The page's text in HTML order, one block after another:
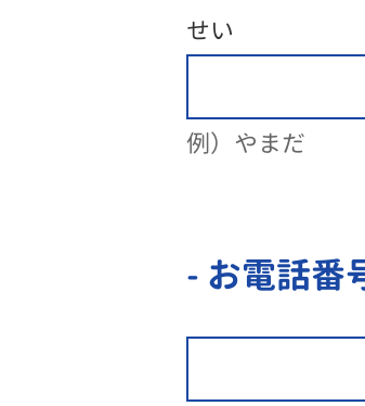
せい
例）やまだ
- お電話番